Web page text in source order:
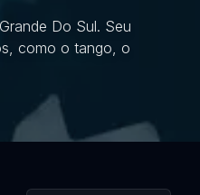
Do Sul. Seu
como o tango, o